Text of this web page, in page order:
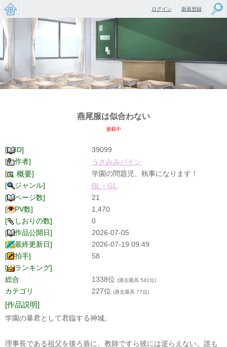
楽しめ
るちょ
っと大
新規登録
ログイン
燕尾服は似合わない
連載中
[ ID]
39099
[
作者]
うさみみパイン
[
概要]
学園の問題児、執事になります！
[
ジャンル]
BL・GL
[
ページ数]
21
[
PV数]
1,470
[
しおりの数]
0
[
作品公開日]
2026-07-05
[
最終更新日]
2026-07-19 09:49
[
拍手]
58
[
ランキング]
総合
1338位(過去最高 541位)
カテゴリ 227位(過去最高 77位)
[作品説明]
学園の暴君として君臨する神城。
理事長である祖父を後ろ盾に、教師ですら彼には逆らえない。誰も